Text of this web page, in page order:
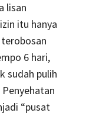
lisan
itu hanya
6 hari,
sudah pulih
“pusat